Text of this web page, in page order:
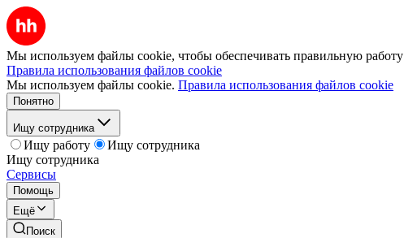
Мы используем файлы cookie, чтобы обеспечивать правильную работу
Правила использования файлов cookie
Мы используем файлы cookie. Правила использования файлов cookie
Понятно
Ищу сотрудника
Ищу работу
Ищу сотрудника
Ищу сотрудника
Сервисы
Помощь
Ещё
Поиск